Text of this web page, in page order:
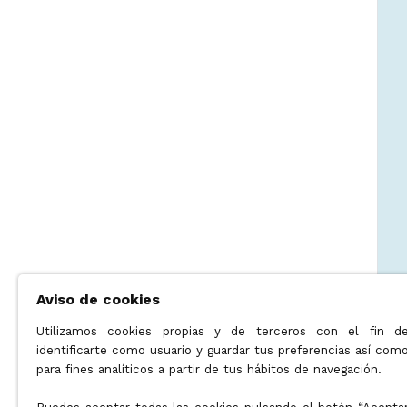
Aviso de cookies
Utilizamos cookies propias y de terceros con el fin
identificarte como usuario y guardar tus preferencias así
para fines analíticos a partir de tus hábitos de navegación.